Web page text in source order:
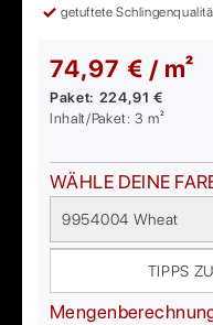
getuftete
74,97 € / m²
Paket: 224,91 €
Inhalt/Paket:3 m²
WÄHLE DEINE
9954004 Wheat
TIPPS